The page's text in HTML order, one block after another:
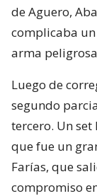
de Aguero,
complicaba un
arma
Luego de
segundo
tercero. Un
que fue un
Farías, que
compromiso